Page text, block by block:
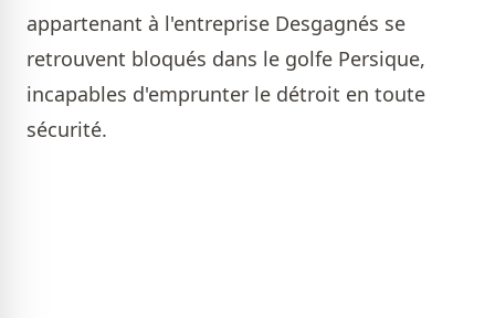
appartenant à l'entreprise Desgagnés se
retrouvent bloqués dans le golfe Persique,
incapables d'emprunter le détroit en toute
sécurité.